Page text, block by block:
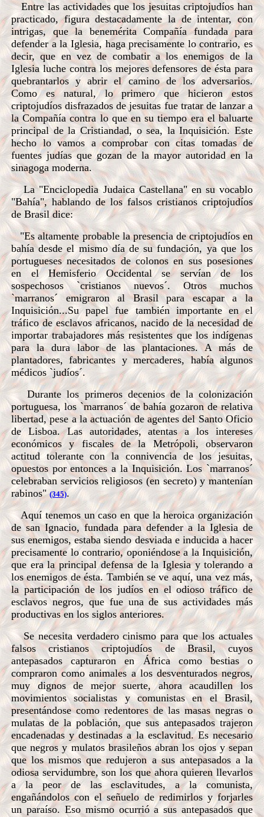
Entre las actividades que los jesuitas criptojudíos han
practicado, figura destacadamente la de intentar, con
intrigas, que la benemérita Compañía fundada para
defender a la Iglesia, haga precisamente lo contrario, es
decir, que en vez de combatir a los enemigos de la
Iglesia luche contra los mejores defensores de ésta para
quebrantarlos y abrir el camino de los adversarios.
Como es natural, lo primero que hicieron estos
criptojudíos disfrazados de jesuitas fue tratar de lanzar a
la Compañía contra lo que en su tiempo era el baluarte
principal de la Cristiandad, o sea, la Inquisición. Este
hecho lo vamos a comprobar con citas tomadas de
fuentes judías que gozan de la mayor autoridad en la
sinagoga moderna.
La "Enciclopedia Judaica Castellana" en su vocablo
"Bahía", hablando de los falsos cristianos criptojudíos
de Brasil dice:
"Es altamente probable la presencia de criptojudíos en
bahía desde el mismo día de su fundación, ya que los
portugueses necesitados de colonos en sus posesiones
en el Hemisferio Occidental se servían de los
sospechosos `cristianos nuevos´. Otros muchos
`marranos´ emigraron al Brasil para escapar a la
Inquisición...Su papel fue también importante en el
tráfico de esclavos africanos, nacido de la necesidad de
importar trabajadores más resistentes que los indígenas
para la dura labor de las plantaciones. A más de
plantadores, fabricantes y mercaderes, había algunos
médicos `judíos´.
Durante los primeros decenios de la colonización
portuguesa, los `marranos´ de bahía gozaron de relativa
libertad, pese a la actuación de agentes del Santo Oficio
de Lisboa. Las autoridades, atentas a los intereses
económicos y fiscales de la Metrópoli, observaron
actitud tolerante con la connivencia de los jesuitas,
opuestos por entonces a la Inquisición. Los `marranos´
celebraban servicios religiosos (en secreto) y mantenían
rabinos"(345).
Aquí tenemos un caso en que la heroica organización
de san Ignacio, fundada para defender a la Iglesia de
sus enemigos, estaba siendo desviada e inducida a hacer
precisamente lo contrario, oponiéndose a la Inquisición,
que era la principal defensa de la Iglesia y tolerando a
los enemigos de ésta. También se ve aquí, una vez más,
la participación de los judíos en el odioso tráfico de
esclavos negros, que fue una de sus actividades más
productivas en los siglos anteriores.
Se necesita verdadero cinismo para que los actuales
falsos cristianos criptojudíos de Brasil, cuyos
antepasados capturaron en África como bestias o
compraron como animales a los desventurados negros,
muy dignos de mejor suerte, ahora acaudillen los
movimientos socialistas y comunistas en el Brasil,
presentándose como redentores de las masas negras o
mulatas de la población, que sus antepasados trajeron
encadenadas y destinadas a la esclavitud. Es necesario
que negros y mulatos brasileños abran los ojos y sepan
que los mismos que redujeron a sus antepasados a la
odiosa servidumbre, son los que ahora quieren llevarlos
a la peor de las esclavitudes, a la comunista,
engañándolos con el señuelo de redimirlos y forjarles
un paraíso. Eso mismo ocurrió a sus antepasados que